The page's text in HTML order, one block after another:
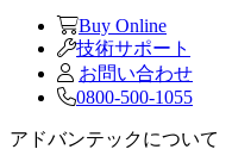
Buy Online
技術サポート
お問い合わせ
0800-500-1055
アドバンテックについて